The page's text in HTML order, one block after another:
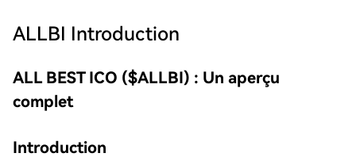
ALLBI Introduction
ALL BEST ICO ($ALLBI) : Un aperçu
complet
Introduction